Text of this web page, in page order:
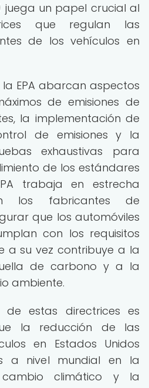
juega un papel crucial al
que regulan las
de los vehículos en
EPA abarcan aspectos
de emisiones de
la implementación de
de emisiones y la
exhaustivas para
de los estándares
trabaja en estrecha
los fabricantes de
que los automóviles
con los requisitos
a su vez contribuye a la
de carbono y a la
ambiente.
estas directrices es
la reducción de las
en Estados Unidos
a nivel mundial en la
climático y la